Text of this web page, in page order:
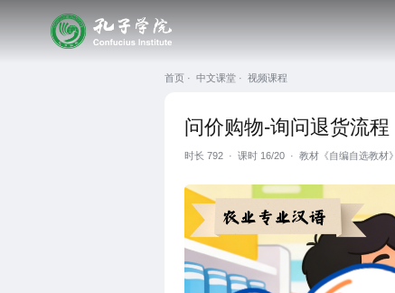
首页 · 中文课堂 · 视频课程
问价购物-询问退货流程
时长792 · 课时 16/20 · 教材《自编自选教材》